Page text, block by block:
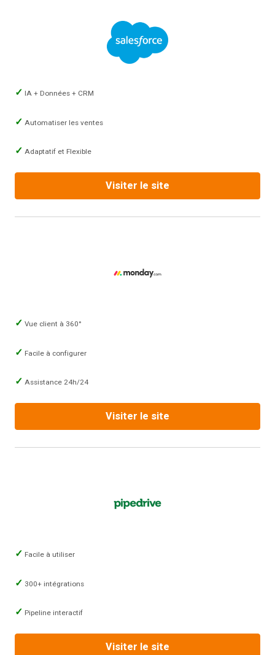
IA + Données + CRM
Automatiser les ventes
Adaptatif et Flexible
Visiter le site
Vue client à 360°
Facile à configurer
Assistance 24h/24
Visiter le site
Facile à utiliser
300+ intégrations
Pipeline interactif
Visiter le site